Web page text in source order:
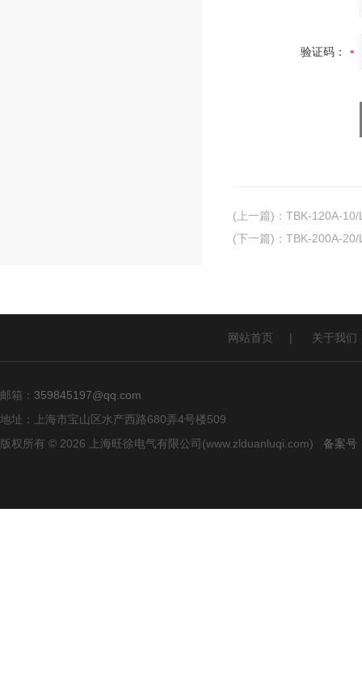
验证码：
(上一篇) ： TBK-120A-10/
(下一篇) ： TBK-200A-20/
网站首页 | 关于我们
邮箱： 359845197@qq.com
地址：上海市宝山区水产西路680弄4号楼509
版权所有 © 2026 上海旺徐电气有限公司(www.zlduanluqi.com) 备案号